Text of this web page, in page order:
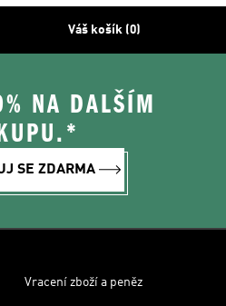
Váš košík (0)
NA DALŠÍM
SE ZDARMA
Vracení zboží a peněz